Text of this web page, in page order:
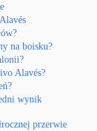
na boisku?
Alavés?
wynik
przerwie